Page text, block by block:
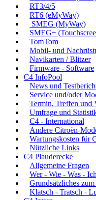
RT3/4/5
RT6 (eMyWay)
SMEG (MyWay)
SMEG+
TomTom
Mobil- und
Navikarten / Blitzer
Firmware - Software
C4 InfoPool
News und
Service und/oder
Termin, Treffen und
Umfrage und
C4 - International
Andere Citroën-
Wartungskosten für
Nützliche Links
C4 Plauderecke
Allgemeine Fragen
Wer - Wie - Was -
Grundsätzliches
Klatsch - Tratsch -